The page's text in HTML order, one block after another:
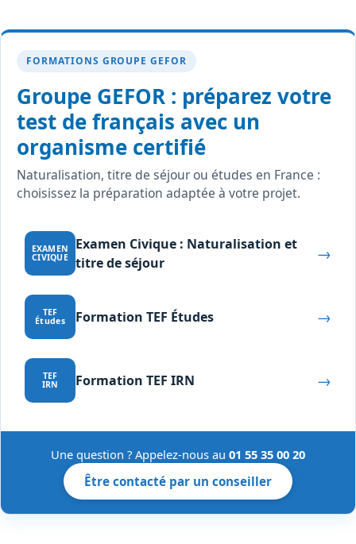
FORMATIONS GROUPE GEFOR
Groupe GEFOR : préparez votre
test de français avec un
organisme certifié
Naturalisation, titre de séjour ou études en France :
choisissez la préparation adaptée à votre projet.
EXAMEN
CIVIQUE
Examen Civique : Naturalisation et
titre de séjour
→
TEF
Études Formation TEF Études →
TEF
IRN Formation TEF IRN →
Une question ? Appelez-nous au 01 55 35 00 20
Être contacté par un conseiller